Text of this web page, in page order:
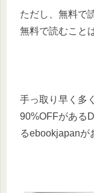
ただし、無料で
無料で読むこと
手っ取り早く多
90%OFFがある
るebookjapanが